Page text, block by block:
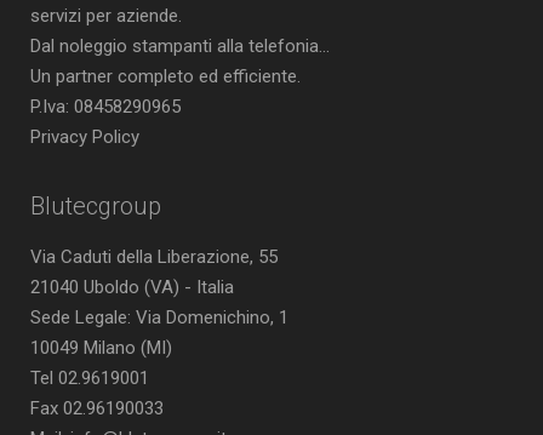
servizi per aziende.
Dal noleggio stampanti alla telefonia...
Un partner completo ed efficiente.
P.Iva: 08458290965
Privacy Policy
Blutecgroup
Via Caduti della Liberazione, 55
21040 Uboldo (VA) - Italia
Sede Legale: Via Domenichino, 1
10049 Milano (MI)
Tel 02.9619001
Fax 02.96190033